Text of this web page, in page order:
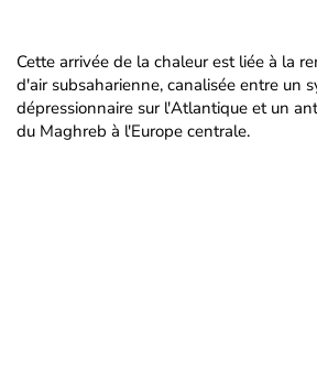
Cette arrivée de la chaleur est liée à la
d'air subsaharienne, canalisée entre un
dépressionnaire sur l'Atlantique et un
du Maghreb à l'Europe centrale.